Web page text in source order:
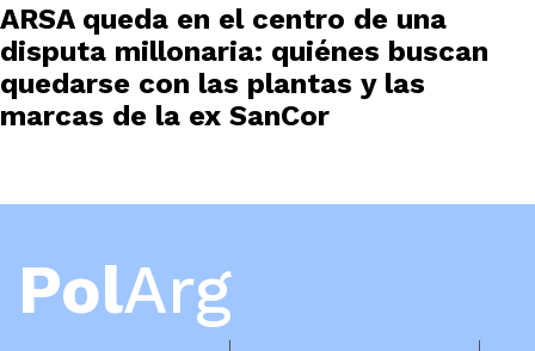
ARSA queda en el centro de una
disputa millonaria: quiénes buscan
quedarse con las plantas y las
marcas de la ex SanCor
PolArg